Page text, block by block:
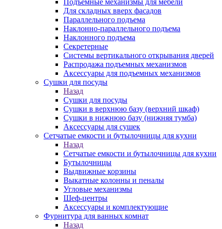
Подъемные механизмы для мебели
Для складных вверх фасадов
Параллельного подъема
Наклонно-параллельного подъема
Наклонного подъема
Секретерные
Системы вертикального открывания дверей
Распродажа подъемных механизмов
Аксессуары для подъемных механизмов
Сушки для посуды
Назад
Сушки для посуды
Сушки в верхнюю базу (верхний шкаф)
Сушки в нижнюю базу (нижняя тумба)
Аксессуары для сушек
Сетчатые емкости и бутылочницы для кухни
Назад
Сетчатые емкости и бутылочницы для кухни
Бутылочницы
Выдвижные корзины
Выкатные колонны и пеналы
Угловые механизмы
Шеф-центры
Аксессуары и комплектующие
Фурнитура для ванных комнат
Назад